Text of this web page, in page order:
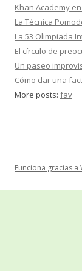
Khan Academy
La Técnica
La 53 Olimpiada
El círculo de
Un paseo
Cómo dar una
More posts: fav
Funciona gracias a